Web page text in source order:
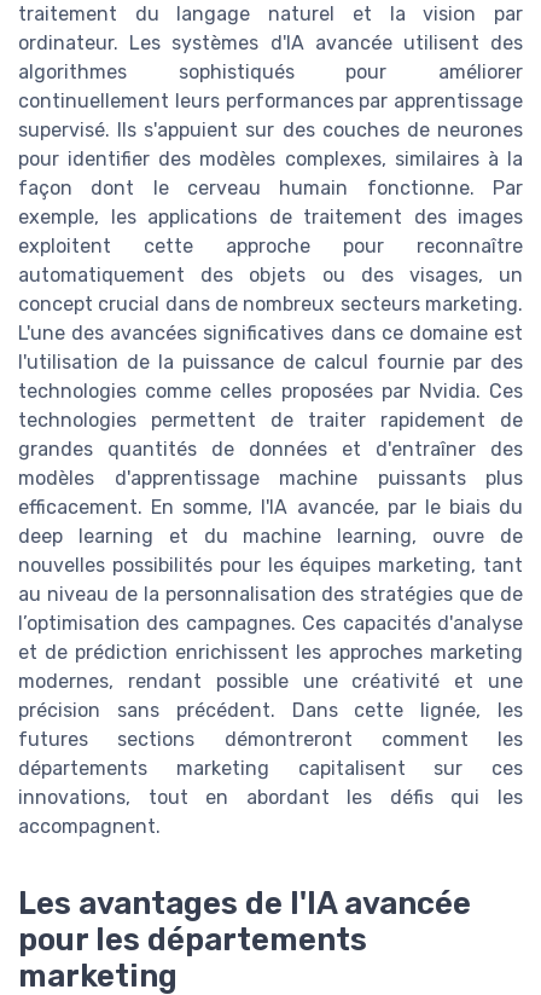
traitement du langage naturel et la vision par
ordinateur. Les systèmes d'IA avancée utilisent des
algorithmes sophistiqués pour améliorer
continuellement leurs performances par apprentissage
supervisé. Ils s'appuient sur des couches de neurones
pour identifier des modèles complexes, similaires à la
façon dont le cerveau humain fonctionne. Par
exemple, les applications de traitement des images
exploitent cette approche pour reconnaître
automatiquement des objets ou des visages, un
concept crucial dans de nombreux secteurs marketing.
L'une des avancées significatives dans ce domaine est
l'utilisation de la puissance de calcul fournie par des
technologies comme celles proposées par Nvidia. Ces
technologies permettent de traiter rapidement de
grandes quantités de données et d'entraîner des
modèles d'apprentissage machine puissants plus
efficacement. En somme, l'IA avancée, par le biais du
deep learning et du machine learning, ouvre de
nouvelles possibilités pour les équipes marketing, tant
au niveau de la personnalisation des stratégies que de
l’optimisation des campagnes. Ces capacités d'analyse
et de prédiction enrichissent les approches marketing
modernes, rendant possible une créativité et une
précision sans précédent. Dans cette lignée, les
futures sections démontreront comment les
départements marketing capitalisent sur ces
innovations, tout en abordant les défis qui les
accompagnent.
Les avantages de l'IA avancée
pour les départements
marketing